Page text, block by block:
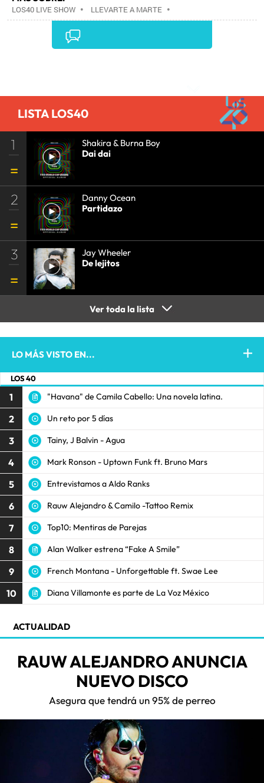
LOS40 LIVE SHOW • LLEVARTE A MARTE •
CONCIERTOS•LOS40•GRUPOS MÚSICA•
EVENTOS MUSICALES
•RADIO•AGENDA•PRISA MEDIA•
COMUNICACIÓN•COMUNICACIÓN•
LISTA LOS40
1
Shakira & Burna Boy
Dai dai
2
Danny Ocean
Partidazo
3
Jay Wheeler
De lejitos
Ver toda la lista
LO MÁS VISTO EN...
LOS 40
1 "Havana" de Camila Cabello: Una novela latina.
2 Un reto por 5 días
3 Tainy, J Balvin - Agua
4 Mark Ronson - Uptown Funk ft. Bruno Mars
5 Entrevistamos a Aldo Ranks
6 Rauw Alejandro & Camilo -Tattoo Remix
7 Top10: Mentiras de Parejas
8 Alan Walker estrena “Fake A Smile”
9 French Montana - Unforgettable ft. Swae Lee
10 Diana Villamonte es parte de La Voz México
ACTUALIDAD
RAUW ALEJANDRO ANUNCIA
NUEVO DISCO
Asegura que tendrá un 95% de perreo